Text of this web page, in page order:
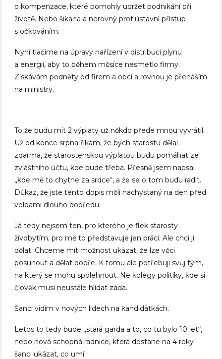
o kompenzace, které pomohly udržet podnikání při
životě. Nebo šikana a nerovný protiústavní přístup
s očkováním.
Nyní tlačíme na úpravy nařízení v distribuci plynu
a energií, aby to během měsíce nesmetlo firmy.
Získávám podněty od firem a obcí a rovnou je přenáším
na ministry.
To že budu mít 2 výplaty už někdo přede mnou vyvrátil.
Už od konce srpna říkám, že bych starostu dělal
zdarma, že starostenskou výplatou budu pomáhat ze
zvláštního účtu, kde bude třeba. Přesně jsem napsal
„kde mě to chytne za srdce“, a že se o tom budu radit.
Důkaz, že jste tento dopis měli nachystaný na den před
volbami dlouho dopředu.
Já tedy nejsem ten, pro kterého je flek starosty
živobytím, pro mě to představuje jen práci. Ale chci ji
dělat. Chceme mít možnost ukázat, že lze věci
posunout a dělat dobře. K tomu ale potřebuji svůj tým,
na který se mohu spolehnout. Ne kolegy politiky, kde si
člověk musí neustále hlídat záda.
Šanci vidím v nových lidech na kandidátkách.
Letos to tedy bude „stará garda a to, co tu bylo 10 let“,
nebo nová schopná radnice, která dostane na 4 roky
šanci ukázat, co umí.